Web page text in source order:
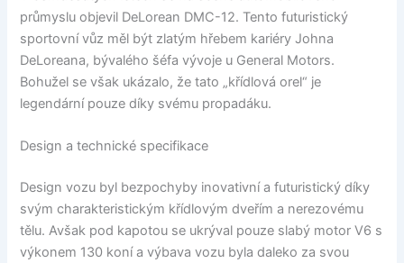
průmyslu objevil DeLorean DMC-12. Tento futuristický
sportovní vůz měl být zlatým hřebem kariéry Johna
DeLoreana, bývalého šéfa vývoje u General Motors.
Bohužel se však ukázalo, že tato „křídlová orel“ je
legendární pouze díky svému propadáku.
Design a technické specifikace
Design vozu byl bezpochyby inovativní a futuristický díky
svým charakteristickým křídlovým dveřím a nerezovému
tělu. Avšak pod kapotou se ukrýval pouze slabý motor V6 s
výkonem 130 koní a výbava vozu byla daleko za svou